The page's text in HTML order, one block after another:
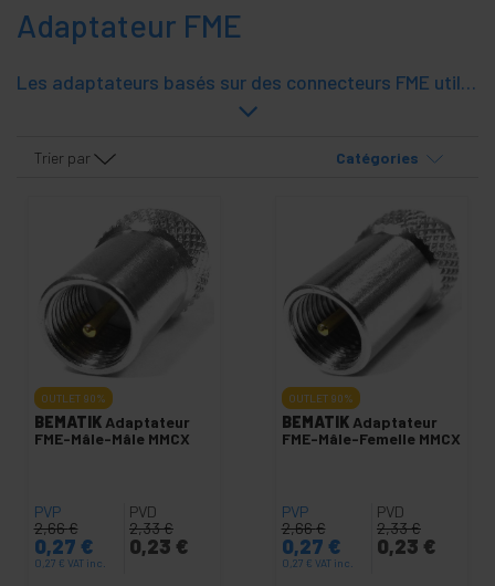
Adaptateur FME
Les adaptateurs basés sur des connecteurs FME utilisé dans les points d'accès et adaptateurs sans fil 802.11 pour la connexion aux antennes et de câbles, en plus de d'autres adaptateurs réseau sur la base de câble coaxial.
Trier par Catégories
OUTLET 90%
BEMATIK Adaptateur
FME-Mâle-Mâle MMCX
PVP
2,66€
0,27 €
0,27 € VAT inc.
PVD
2,33€
0,23 €
OUTLET 90%
BEMATIK Adaptateur
FME-Mâle-Femelle MMCX
PVP
2,66€
0,27 €
0,27 € VAT inc.
PVD
2,33€
0,23 €